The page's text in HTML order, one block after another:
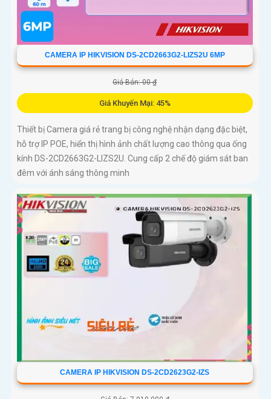
CAMERA IP HIKVISION DS-2CD2663G2-LIZS2U 6MP
Giá Bán: 00 ₫
Giá Khuyến Mại: 45%
Thiết bị Camera giá rẻ trang bị công nghệ nhận dạng đặc biệt,
hỗ trợ IP POE, hiển thị hình ảnh chất lượng cao thông qua ống
kính DS-2CD2663G2-LIZS2U. Cung cấp 2 chế độ giám sát ban
đêm với ánh sáng thông minh
CAMERA IP HIKVISION DS-2CD2623G2-IZS